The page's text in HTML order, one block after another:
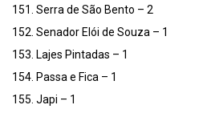
151. Serra de São Bento – 2
152. Senador Elói de Souza – 1
153. Lajes Pintadas – 1
154. Passa e Fica – 1
155. Japi – 1